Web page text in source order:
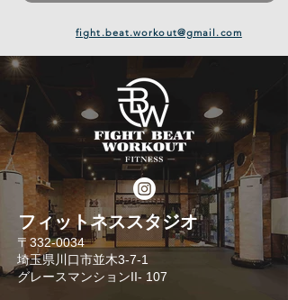
fight.beat.workout@gmail.com
​フィットネススタジオ
​〒332-0034
埼玉県川口市並木3-7-1
​グレースマンションII- 107